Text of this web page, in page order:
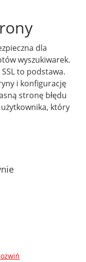
dla
wyszukiwarek.
to podstawa.
i konfigurację
stronę błędu
użytkownika, który